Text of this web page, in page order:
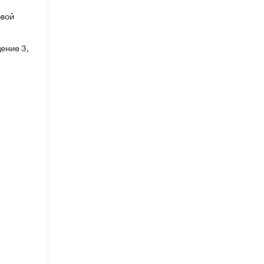
3,